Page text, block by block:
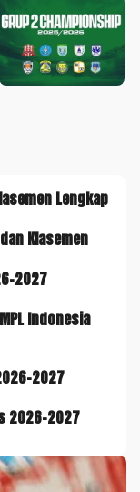
Lengkap
Klasemen
2027
Indonesia
2027
2026-2027